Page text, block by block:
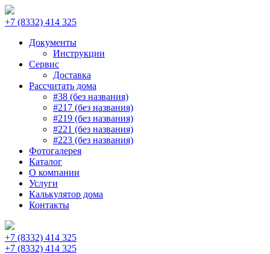
+7 (8332) 414 325
Документы
Инструкции
Сервис
Доставка
Рассчитать дома
#38 (без названия)
#217 (без названия)
#219 (без названия)
#221 (без названия)
#223 (без названия)
Фотогалерея
Каталог
О компании
Услуги
Калькулятор дома
Контакты
+7 (8332) 414 325
+7 (8332) 414 325